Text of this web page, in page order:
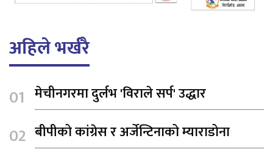
अहिले भर्खरै
मेचीनगरमा दुर्लभ 'विराले सर्प' उद्धार
बीपीको कांग्रेस र अर्जेन्टिनाको म्याराडोना